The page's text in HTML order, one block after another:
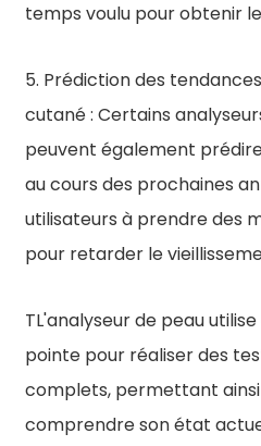
temps voulu pour obtenir
5. Prédiction des
cutané : Certains
peuvent également
au cours des prochaines
utilisateurs à prendre des
pour retarder le
TL'analyseur de peau
pointe pour réaliser des
complets, permettant
comprendre son état